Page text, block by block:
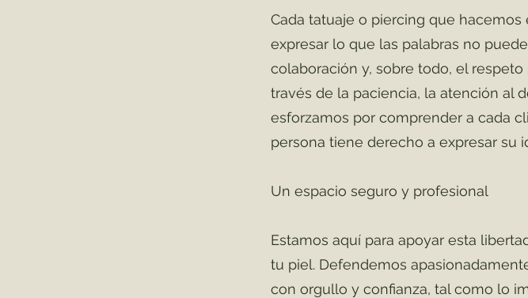
Cada tatuaje o piercing que
expresar lo que las palabras no
colaboración y, sobre todo, el
través de la paciencia, la atención al
esforzamos por comprender a cada
persona tiene derecho a expresar su
Un espacio seguro y profesional
Estamos aquí para apoyar esta
tu piel. Defendemos
con orgullo y confianza, tal como lo